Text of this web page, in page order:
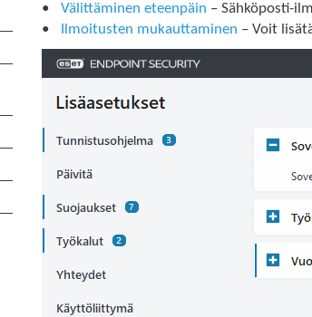
Välittäminen eteenpäin – Sähköposti-
Ilmoitusten mukauttaminen – Voit